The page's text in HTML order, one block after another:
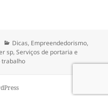
pode ser divulgada
Categorias
Dicas, Empreendedorismo,
sp,Serviços de portaria e
trabalho